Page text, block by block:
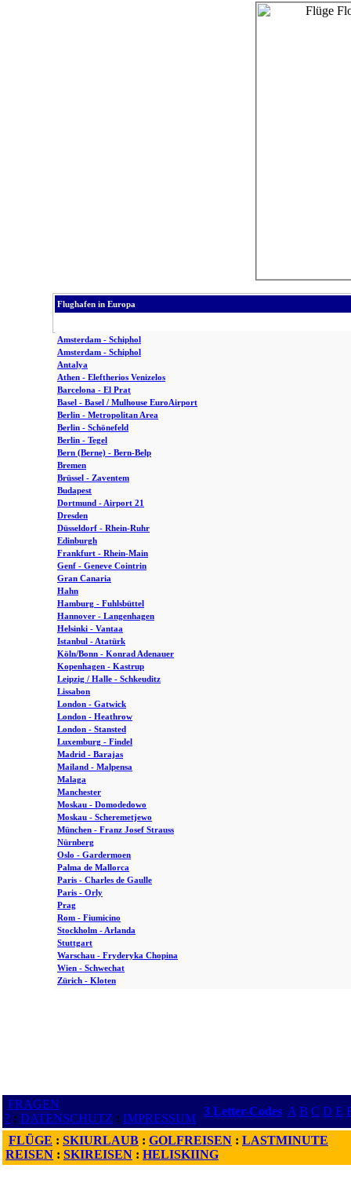
Flughafen in Europa
Amsterdam - Schiphol
Amsterdam - Schiphol
Antalya
Athen - Eleftherios Venizelos
Barcelona - El Prat
Basel - Basel / Mulhouse EuroAirport
Berlin - Metropolitan Area
Berlin - Schönefeld
Berlin - Tegel
Bern (Berne) - Bern-Belp
Bremen
Brüssel - Zaventem
Budapest
Dortmund - Airport 21
Dresden
Düsseldorf - Rhein-Ruhr
Edinburgh
Frankfurt - Rhein-Main
Genf - Geneve Cointrin
Gran Canaria
Hahn
Hamburg - Fuhlsbüttel
Hannover - Langenhagen
Helsinki - Vantaa
Istanbul - Atatürk
Köln/Bonn - Konrad Adenauer
Kopenhagen - Kastrup
Leipzig / Halle - Schkeuditz
Lissabon
London - Gatwick
London - Heathrow
London - Stansted
Luxemburg - Findel
Madrid - Barajas
Mailand - Malpensa
Malaga
Manchester
Moskau - Domodedowo
Moskau - Scheremetjewo
München - Franz Josef Strauss
Nürnberg
Oslo - Gardermoen
Palma de Mallorca
Paris - Charles de Gaulle
Paris - Orly
Prag
Rom - Fiumicino
Stockholm - Arlanda
Stuttgart
Warschau - Fryderyka Chopina
Wien - Schwechat
Zürich - Kloten
FRAGEN
? : DATENSCHUTZ : IMPRESSUM
3 Letter-Codes A B C D E
FLÜGE : SKIURLAUB : GOLFREISEN : LASTMINUTE
REISEN : SKIREISEN : HELISKIING